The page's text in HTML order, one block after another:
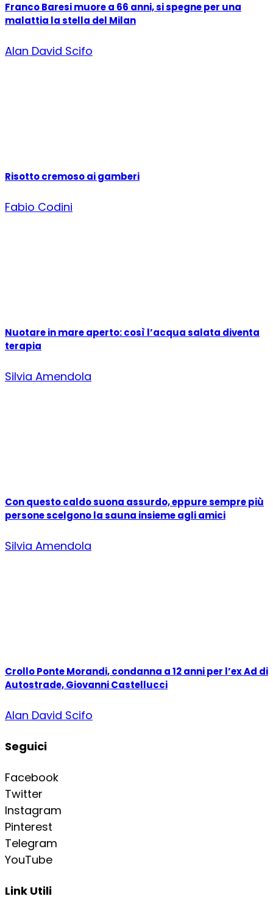
Franco Baresi muore a 66 anni, si spegne per una
malattia la stella del Milan
Alan David Scifo
Risotto cremoso ai gamberi
Fabio Codini
Nuotare in mare aperto: così l’acqua salata diventa
terapia
Silvia Amendola
Con questo caldo suona assurdo, eppure sempre più
persone scelgono la sauna insieme agli amici
Silvia Amendola
Crollo Ponte Morandi, condanna a 12 anni per l’ex Ad di
Autostrade, Giovanni Castellucci
Alan David Scifo
Seguici
Facebook
Twitter
Instagram
Pinterest
Telegram
YouTube
Link Utili